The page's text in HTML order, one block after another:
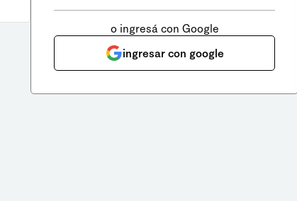
o ingresá con Google
ingresar con google